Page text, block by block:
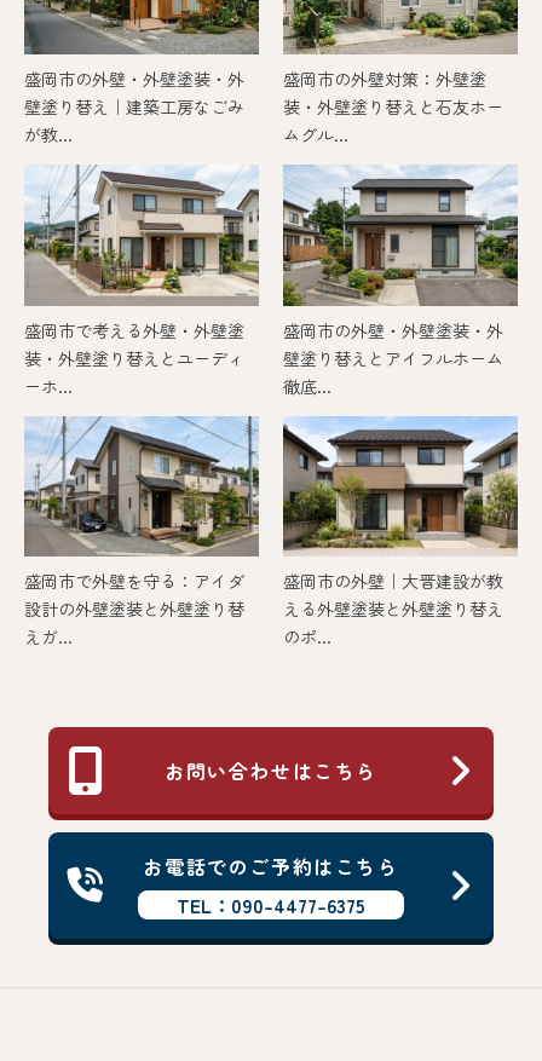
盛岡市の外壁・外壁塗装・外
壁塗り替え｜建築工房なごみ
が教...
盛岡市の外壁対策：外壁塗
装・外壁塗り替えと石友ホー
ムグル...
盛岡市で考える外壁・外壁塗
装・外壁塗り替えとユーディ
ーホ...
盛岡市の外壁・外壁塗装・外
壁塗り替えとアイフルホーム
徹底...
盛岡市で外壁を守る：アイダ
設計の外壁塗装と外壁塗り替
えガ...
盛岡市の外壁｜大晋建設が教
える外壁塗装と外壁塗り替え
のポ...
お問い合わせはこちら
お電話でのご予約はこちら
TEL：090-4477-6375